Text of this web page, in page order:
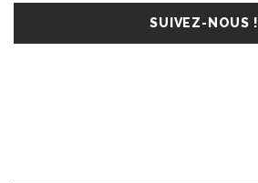
SUIVEZ-NOUS !